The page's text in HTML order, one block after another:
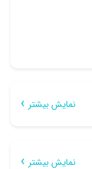
نمایش بیشتر
نمایش بیشتر